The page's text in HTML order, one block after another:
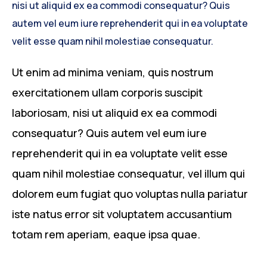
nisi ut aliquid ex ea commodi consequatur? Quis
autem vel eum iure reprehenderit qui in ea voluptate
velit esse quam nihil molestiae consequatur.
Ut enim ad minima veniam, quis nostrum
exercitationem ullam corporis suscipit
laboriosam, nisi ut aliquid ex ea commodi
consequatur? Quis autem vel eum iure
reprehenderit qui in ea voluptate velit esse
quam nihil molestiae consequatur, vel illum qui
dolorem eum fugiat quo voluptas nulla pariatur
iste natus error sit voluptatem accusantium
totam rem aperiam, eaque ipsa quae.